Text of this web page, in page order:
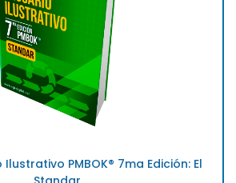
PMBOK®️ 7ma Edición: El